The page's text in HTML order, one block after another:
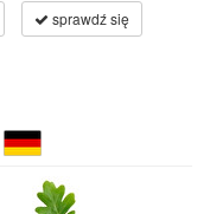
sprawdź się